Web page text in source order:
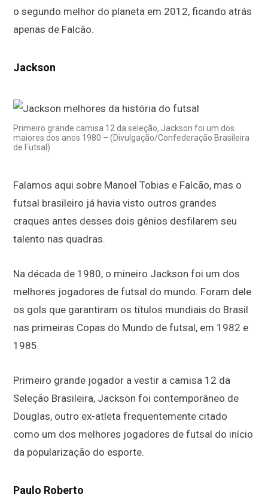
o segundo melhor do planeta em 2012, ficando atrás
apenas de Falcão.
Jackson
Primeiro grande camisa 12 da seleção, Jackson foi um dos
maiores dos anos 1980 – (Divulgação/Confederação Brasileira
de Futsal)
Falamos aqui sobre Manoel Tobias e Falcão, mas o
futsal brasileiro já havia visto outros grandes
craques antes desses dois gênios desfilarem seu
talento nas quadras.
Na década de 1980, o mineiro Jackson foi um dos
melhores jogadores de futsal do mundo. Foram dele
os gols que garantiram os títulos mundiais do Brasil
nas primeiras Copas do Mundo de futsal, em 1982 e
1985.
Primeiro grande jogador a vestir a camisa 12 da
Seleção Brasileira, Jackson foi contemporâneo de
Douglas, outro ex-atleta frequentemente citado
como um dos melhores jogadores de futsal do início
da popularização do esporte.
Paulo Roberto